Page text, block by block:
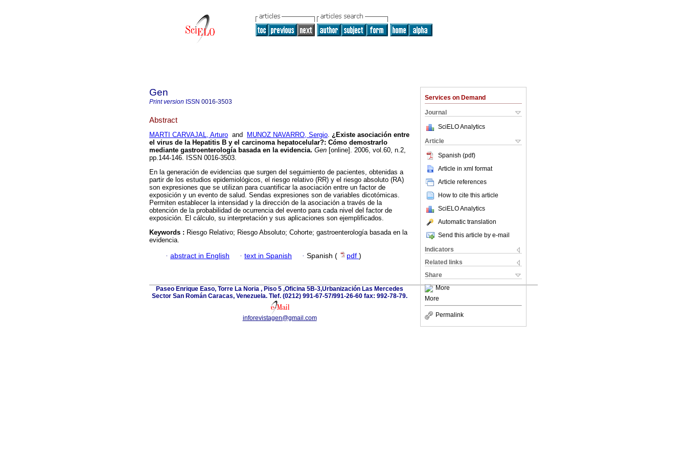
Services on Demand
Journal
SciELO Analytics
Article
Spanish (pdf)
Article in xml format
Article references
How to cite this article
SciELO Analytics
Automatic translation
Send this article by e-mail
Indicators
Related links
Share
More
More
Permalink
Gen
Print version ISSN 0016-3503
Abstract
MARTI CARVAJAL, Arturo and MUNOZ NAVARRO, Sergio. ¿Existe asociación entre
el virus de la Hepatitis B y el carcinoma hepatocelular?: Cómo demostrarlo
mediante gastroenterología basada en la evidencia. Gen [online]. 2006, vol.60, n.2,
pp.144-146. ISSN 0016-3503.
En la generación de evidencias que surgen del seguimiento de pacientes, obtenidas a
partir de los estudios epidemiológicos, el riesgo relativo (RR) y el riesgo absoluto (RA)
son expresiones que se utilizan para cuantificar la asociación entre un factor de
exposición y un evento de salud. Sendas expresiones son de variables dicotómicas.
Permiten establecer la intensidad y la dirección de la asociación a través de la
obtención de la probabilidad de ocurrencia del evento para cada nivel del factor de
exposición. El cálculo, su interpretación y sus aplicaciones son ejemplificados.
Keywords : Riesgo Relativo; Riesgo Absoluto; Cohorte; gastroenterología basada en la
evidencia.
· abstract in English · text in Spanish · Spanish ( pdf )
Paseo Enrique Easo, Torre La Noria , Piso 5 ,Oficina 5B-3,Urbanización Las Mercedes
Sector San Román Caracas, Venezuela. Tlef. (0212) 991-67-57/991-26-60 fax: 992-78-79.
inforevistagen@gmail.com